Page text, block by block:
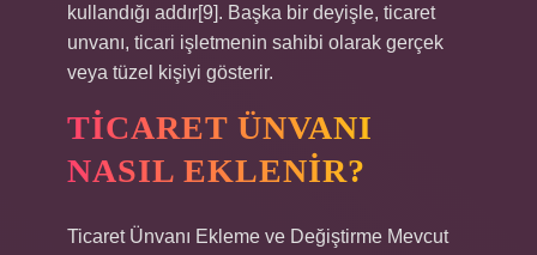
kullandığı addır[9]. Başka bir deyişle, ticaret
unvanı, ticari işletmenin sahibi olarak gerçek
veya tüzel kişiyi gösterir.
TICARET ÜNVANI
NASIL EKLENIR?
Ticaret Ünvanı Ekleme ve Değiştirme Mevcut